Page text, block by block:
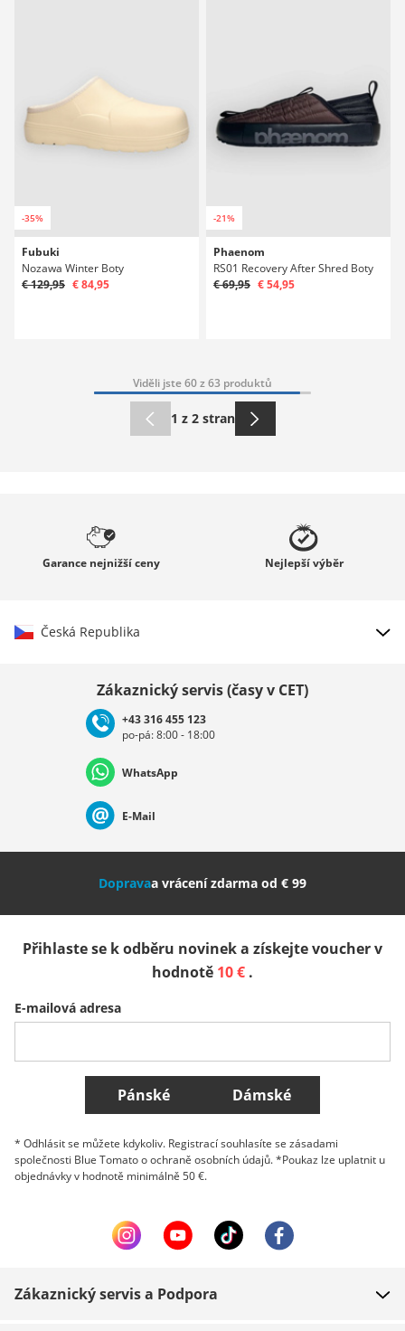
-35%
Fubuki
Nozawa Winter Boty
€ 129,95 € 84,95
-21%
Phaenom
RS01 Recovery After Shred Boty
€ 69,95 € 54,95
Viděli jste 60 z 63 produktů
1 z 2 stran
Garance nejnižší ceny Nejlepšívýběr
Česká Republika
Deutschland Österreich
Nederland Italia (Italiano) Italien (Deutsch)
Slovenija
Belgique (Français) Danmark Norge
Všechny země
Zákaznický servis (časy v CET)
+43 316 455 123
po-pá: 8:00 - 18:00
WhatsApp
E-Mail
Dopravaa vrácení zdarma od € 99
Přihlaste se k odběru novinek a získejte voucher v
hodnotě 10 € .
E-mailová adresa
Pánské Dámské
* Odhlásit se můžete kdykoliv. Registrací souhlasíte se zásadami
společnosti Blue Tomato o ochraně osobních údajů. *Poukaz lze uplatnit u
objednávky v hodnotě minimálně 50 €.
Zákaznický servis a Podpora